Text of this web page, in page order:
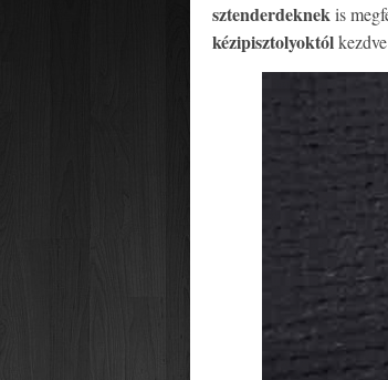
sztenderdeknek is
kézipisztolyoktól